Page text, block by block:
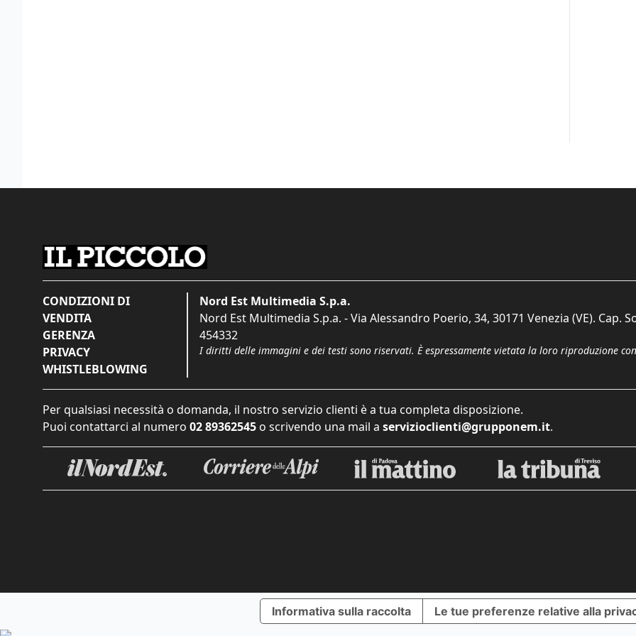
CONDIZIONI DI
VENDITA
GERENZA
PRIVACY
WHISTLEBLOWING
Nord Est Multimedia S.p.a.
Nord Est Multimedia S.p.a. - Via Alessandro Poerio, 34, 30171 Venezia (VE). Cap.
454332
I diritti delle immagini e dei testi sono riservati. È espressamente vietata la loro riproduzione
Per qualsiasi necessità o domanda, il nostro servizio clienti è a tua completa disposizione.
Puoi contattarci al numero 02 89362545 o scrivendo una mail a servizioclienti@grupponem.it.
Informativa sulla raccolta Le tue preferenze relative alla